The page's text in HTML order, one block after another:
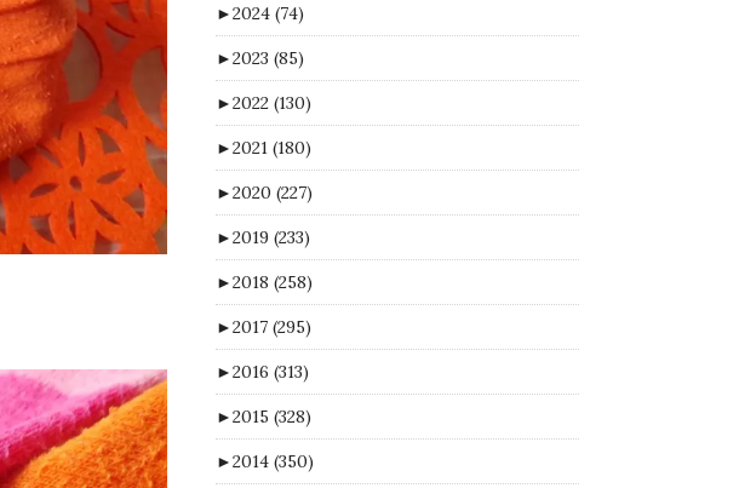
►2024 (74)
►2023 (85)
►2022 (130)
►2021 (180)
►2020 (227)
►2019 (233)
►2018 (258)
►2017 (295)
►2016 (313)
►2015 (328)
►2014 (350)